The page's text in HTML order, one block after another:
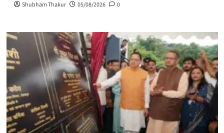
Shubham Thakur 05/08/2026 0